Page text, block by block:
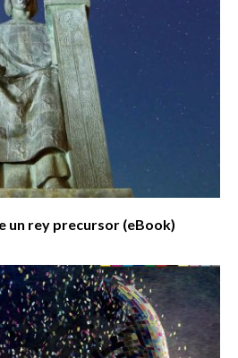
un rey precursor (eBook)